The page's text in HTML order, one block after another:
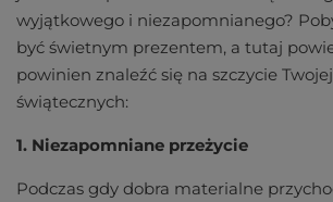
wyjątkowego i niezapomnianego?
być świetnym prezentem, a tutaj
powinien znaleźć się na szczycie
świątecznych:
1. Niezapomniane przeżycie
Podczas gdy dobra materialne